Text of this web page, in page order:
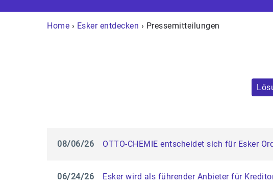
Home › Esker entdecken › Pressemitteilungen
08/06/26 OTTO-CHEMIE entscheidet sich für Esker
06/24/26 Esker wird als führender Anbieter für